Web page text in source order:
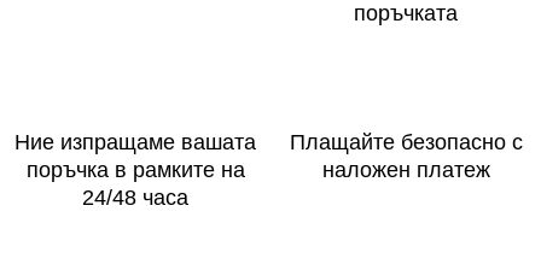
поръчката
Ние изпращаме вашата
поръчка в рамките на
24/48 часа
Плащайте безопасно с
наложен платеж